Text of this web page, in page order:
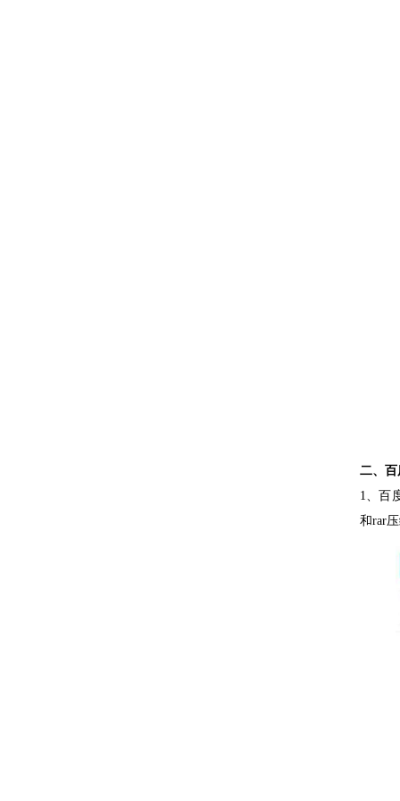
二、
1、百
和rar